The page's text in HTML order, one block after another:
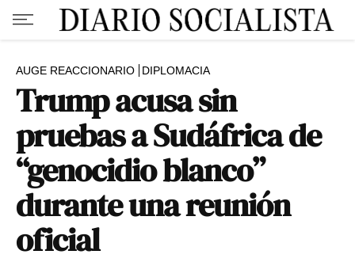
AUGE REACCIONARIO DIPLOMACIA
Trump acusa sin
pruebas a Sudáfrica de
“genocidio blanco”
durante una reunión
oficial